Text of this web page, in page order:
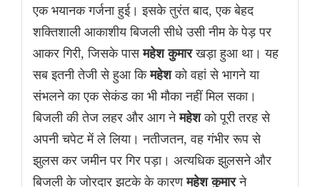
एक भयानक गर्जना हुई। इसके तुरंत बाद, एक बेहद
शक्तिशाली आकाशीय बिजली सीधे उसी नीम के पेड़ पर
आकर गिरी, जिसके पासमहेश कुमारखड़ा हुआ था। यह
सब इतनी तेजी से हुआ किमहेशको वहां से भागने या
संभलने का एक सेकंड का भी मौका नहीं मिल सका।
बिजली की तेज लहर और आग नेमहेशको पूरी तरह से
अपनी चपेट में ले लिया। नतीजतन, वह गंभीर रूप से
झुलस कर जमीन पर गिर पड़ा। अत्यधिक झुलसने और
बिजली के जोरदार झटके के कारणमहेश कुमारने